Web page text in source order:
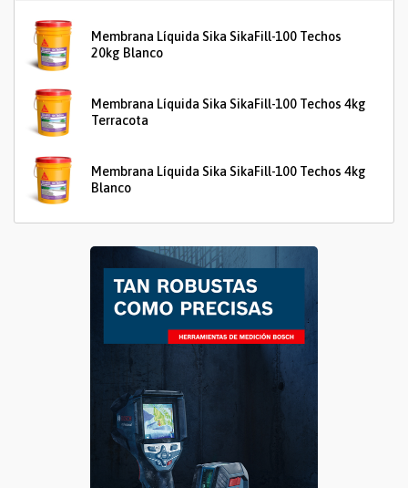
Membrana Líquida Sika SikaFill-100 Techos
20kg Blanco
Membrana Líquida Sika SikaFill-100 Techos 4kg
Terracota
Membrana Líquida Sika SikaFill-100 Techos 4kg
Blanco